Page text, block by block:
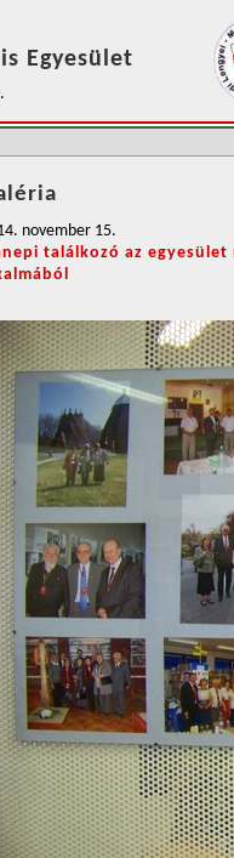
Egyesület
november 15.
találkozó az